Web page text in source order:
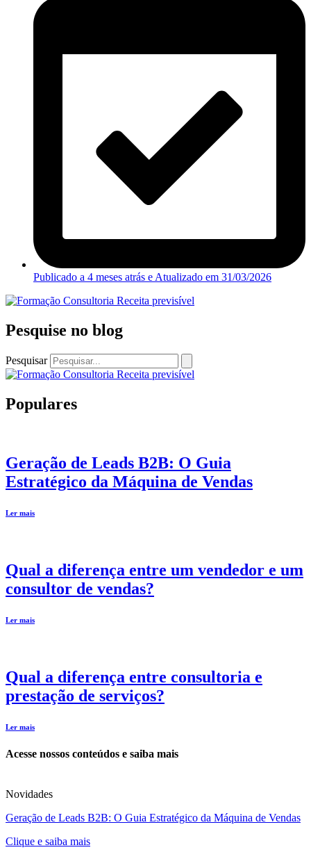
Publicado a 4 meses atrás e Atualizado em 31/03/2026
Pesquise no blog
Pesquisar
Populares
Geração de Leads B2B: O Guia
Estratégico da Máquina de Vendas
Ler mais
Qual a diferença entre um vendedor e um
consultor de vendas?
Ler mais
Qual a diferença entre consultoria e
prestação de serviços?
Ler mais
Acesse nossos conteúdos e saiba mais
Novidades
Geração de Leads B2B: O Guia Estratégico da Máquina de Vendas
Clique e saiba mais